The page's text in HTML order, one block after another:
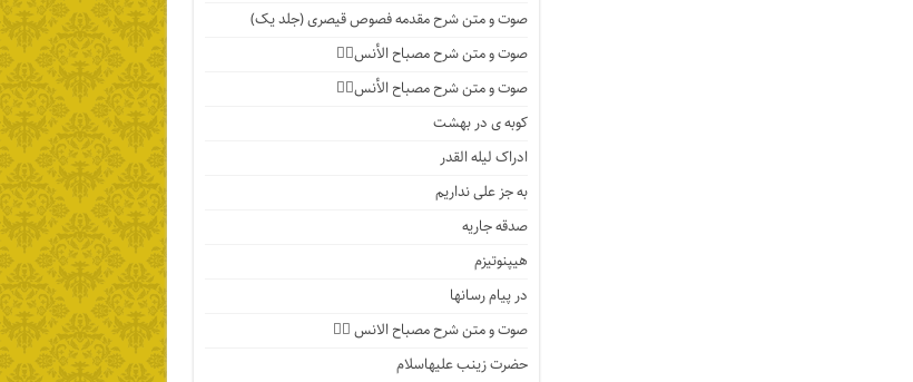
صوت و متن شرح مقدمه فصوص قیصری (جلد یک)
صوت و متن شرح مصباح الأنس۷️⃣
صوت و متن شرح مصباح الأنس۶️⃣
کوبه ی در بهشت
ادراک لیله القدر
به جز علی نداریم
صدقه جاریه
هیپنوتیزم
در پیام رسانها
صوت و متن شرح مصباح الانس ۵️⃣
حضرت زینب علیهاسلام